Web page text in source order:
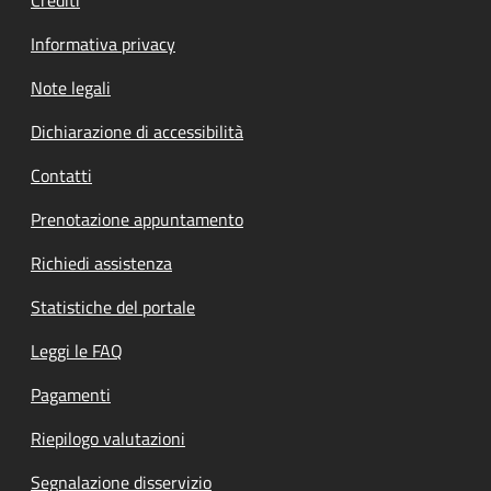
Informativa privacy
Note legali
Dichiarazione di accessibilità
Contatti
Prenotazione appuntamento
Richiedi assistenza
Statistiche del portale
Leggi le FAQ
Pagamenti
Riepilogo valutazioni
Segnalazione disservizio